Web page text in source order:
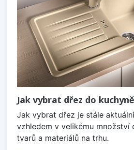
Jak vybrat dřez do kuchyně
Jak vybrat dřez je stále
vzhledem v velikému množství
tvarů a materiálů na trhu.